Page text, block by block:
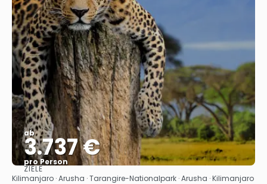
ab
3.737 €
pro Person
Sehen
ZIELE
Kilimanjaro · Arusha · Tarangire-Nationalpark · Arusha · Kilimanjaro